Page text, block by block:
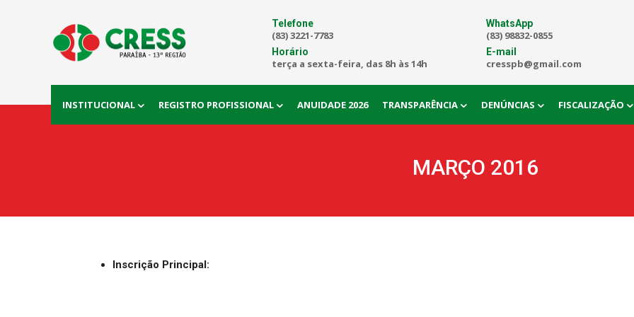
Telefone
(83) 3221-7783
Horário
terça a sexta-feira, das 8h às 14h
WhatsApp
(83) 98832-0855
E-mail
cresspb@gmail.com
INSTITUCIONAL REGISTRO PROFISSIONAL ANUIDADE 2026 TRANSPARÊNCIA DENÚNCIAS FISCALIZAÇÃO
MARÇO 2016
Inscrição Principal: